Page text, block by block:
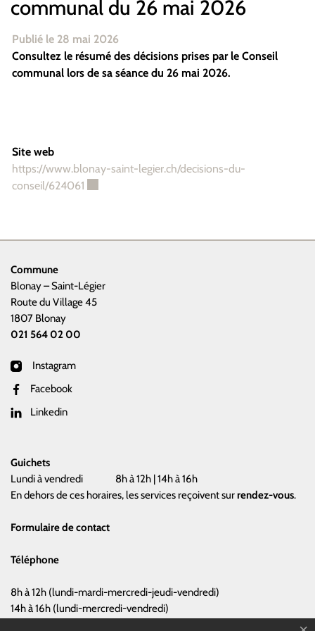
communal du 26 mai 2026
Publié le 28 mai 2026
Consultez le résumé des décisions prises par le Conseil
communal lors de sa séance du 26 mai 2026.
Site web
https://www.blonay-saint-legier.ch/decisions-du-
conseil/624061
Commune
Blonay – Saint-Légier
Route du Village 45
1807 Blonay
021 564 02 00
Instagram
Facebook
Linkedin
Guichets
Lundi à vendredi
8h à 12h | 14h à 16h
En dehors de ces horaires, les services reçoivent surrendez-vous.
Formulaire de contact
Téléphone
8h à 12h (lundi-mardi-mercredi-jeudi-vendredi)
14h à 16h (lundi-mercredi-vendredi)